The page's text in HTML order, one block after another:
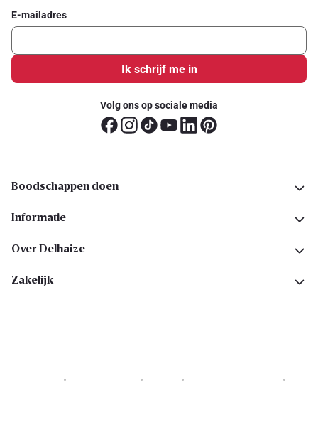
E-mailadres
Ik schrijf me in
Volg ons op sociale media
Boodschappen doen
Informatie
Over Delhaize
Zakelijk